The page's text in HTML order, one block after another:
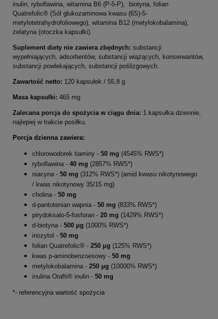
inulin, ryboflawina, witamina B6 (P-5-P), biotyna, folian
Quatrefolic® (Sól glukozaminowa kwasu (6S)-5-
metylotetrahydrofoliowego), witamina B12 (metylokobalamina),
żelatyna (otoczka kapsułki).
Suplement diety nie zawiera zbędnych: substancji
wypełniających, adsorbentów, substancji wiążących, konserwantów,
substancji powlekających, substancji poślizgowych.
Zawartość netto: 120 kapsułek / 55,8 g
Masa kapsułki: 465 mg
Zalecana porcja do spożycia w ciągu dnia: 1 kapsułka dziennie,
najlepiej w trakcie posiłku.
Porcja dzienna zawiera:
chlorowodorek tiaminy - 50 mg (4545% RWS*)
ryboflawina - 40 mg (2857% RWS*)
niacyna - 50 mg (312% RWS*) (amid kwasu nikotynowego
/ kwas nikotynowy 35/15 mg)
cholina - 50 mg
d-pantotenian wapnia - 50 mg (833% RWS*)
pirydoksalo-5-fosforan - 20 mg (1429% RWS*)
d-biotyna - 500 μg (1000% RWS*)
inozytol - 50 mg
folian Quatrefolic® - 250 μg (125% RWS*)
kwas p-aminobenzoesowy - 50 mg
metylokobalamina - 250 μg (10000% RWS*)
inulina Orafti® inulin - 50 mg
*- referencyjna wartość spożycia